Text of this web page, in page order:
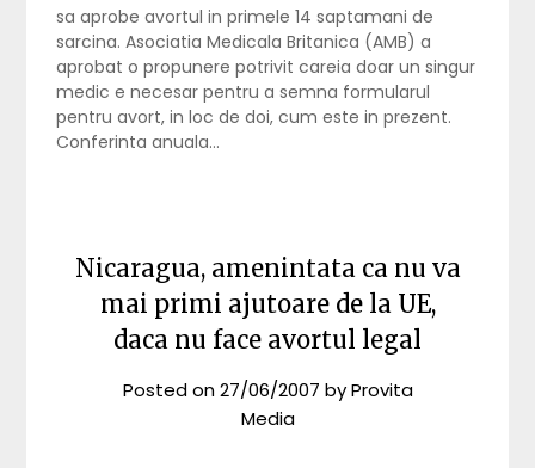
sa aprobe avortul in primele 14 saptamani de
sarcina. Asociatia Medicala Britanica (AMB) a
aprobat o propunere potrivit careia doar un singur
medic e necesar pentru a semna formularul
pentru avort, in loc de doi, cum este in prezent.
Conferinta anuala…
Nicaragua, amenintata ca nu va
mai primi ajutoare de la UE,
daca nu face avortul legal
Posted on27/06/2007 byProvita
Media